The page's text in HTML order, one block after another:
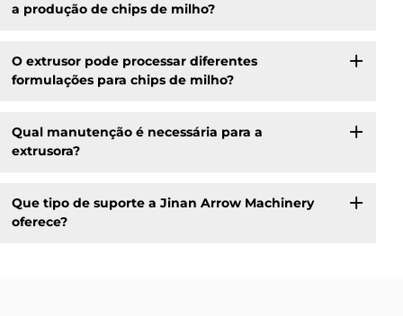
a produção de chips de milho?
O extrusor pode processar diferentes
formulações para chips de milho?
Qual manutenção é necessária para a
extrusora?
Que tipo de suporte a Jinan Arrow Machinery
oferece?